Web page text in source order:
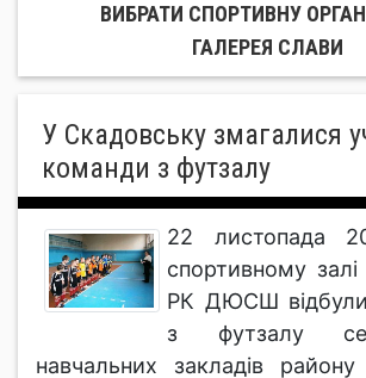
ВИБРАТИ СПОРТИВНУ
ГАЛЕРЕЯ СЛАВИ
У Скадовську змагалися
команди з футзалу
22 листопада
спортивному залі
РК ДЮСШ
з футзалу
навчальних закладів